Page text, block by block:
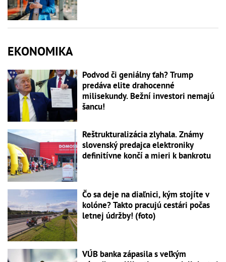
EKONOMIKA
Podvod či geniálny ťah? Trump
predáva elite drahocenné
milisekundy. Bežní investori nemajú
šancu!
Reštrukturalizácia zlyhala. Známy
slovenský predajca elektroniky
definitívne končí a mieri k bankrotu
Čo sa deje na diaľnici, kým stojíte v
kolóne? Takto pracujú cestári počas
letnej údržby! (foto)
VÚB banka zápasila s veľkým